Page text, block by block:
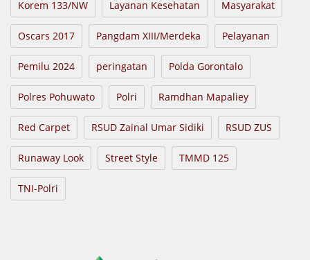
Korem 133/NW Layanan Kesehatan Masyarakat
Oscars 2017 Pangdam XIII/Merdeka Pelayanan
Pemilu 2024 peringatan Polda Gorontalo
Polres Pohuwato Polri Ramdhan Mapaliey
Red Carpet RSUD Zainal Umar Sidiki RSUD ZUS
Runaway Look Street Style TMMD 125
TNI-Polri